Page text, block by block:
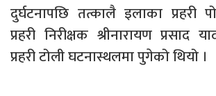
दुर्घटनापछि तत्कालै इलाका प्रहरी
प्रहरी निरीक्षक श्रीनारायण प्रसाद
प्रहरी टोली घटनास्थलमा पुगेको थियो ।